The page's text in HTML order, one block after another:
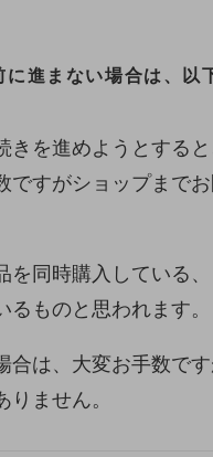
に進まない場合は、以
を進めようとする
ですがショップまで
を同時購入している
ものと思われます。
合は、大変お手数で
ません。